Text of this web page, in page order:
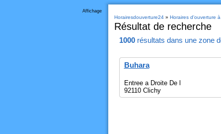
Affichage
Horairesdouverture24» Horaires d'ouverture à
Résultat de recherche
1000résultats dans une zone
Buhara
Entree a Droite De l
92110 Clichy